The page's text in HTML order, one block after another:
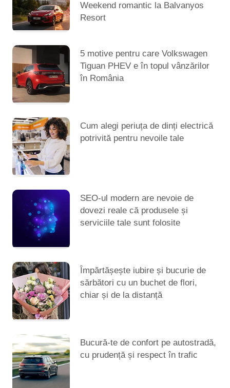
Weekend romantic la Balvanyos
Resort
5 motive pentru care Volkswagen
Tiguan PHEV e în topul vânzărilor
în România
Cum alegi periuța de dinți electrică
potrivită pentru nevoile tale
SEO-ul modern are nevoie de
dovezi reale că produsele și
serviciile tale sunt folosite
Împărtășește iubire și bucurie de
sărbători cu un buchet de flori,
chiar și de la distanță
Bucură-te de confort pe autostradă,
cu prudență și respect în trafic